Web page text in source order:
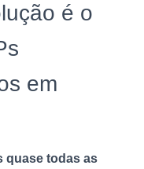
é o
em
quase todas as